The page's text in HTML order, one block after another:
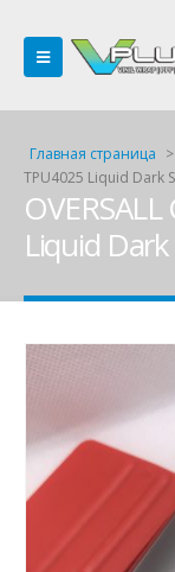
Главная страница >
TPU4025 Liquid Dark
Liquid Dark